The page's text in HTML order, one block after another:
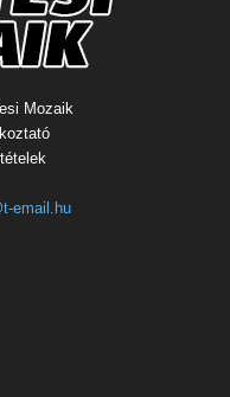
Mozaik
email.hu